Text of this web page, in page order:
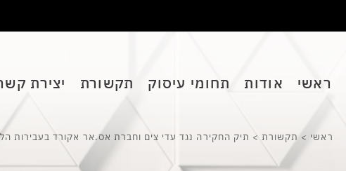
ראשי אודות תחומי עיסוק תקשורת יצירת
ראשי >תקשורת> תיק החקירה נגד עדי צים וחברת אס.אר אקורד בעבירות